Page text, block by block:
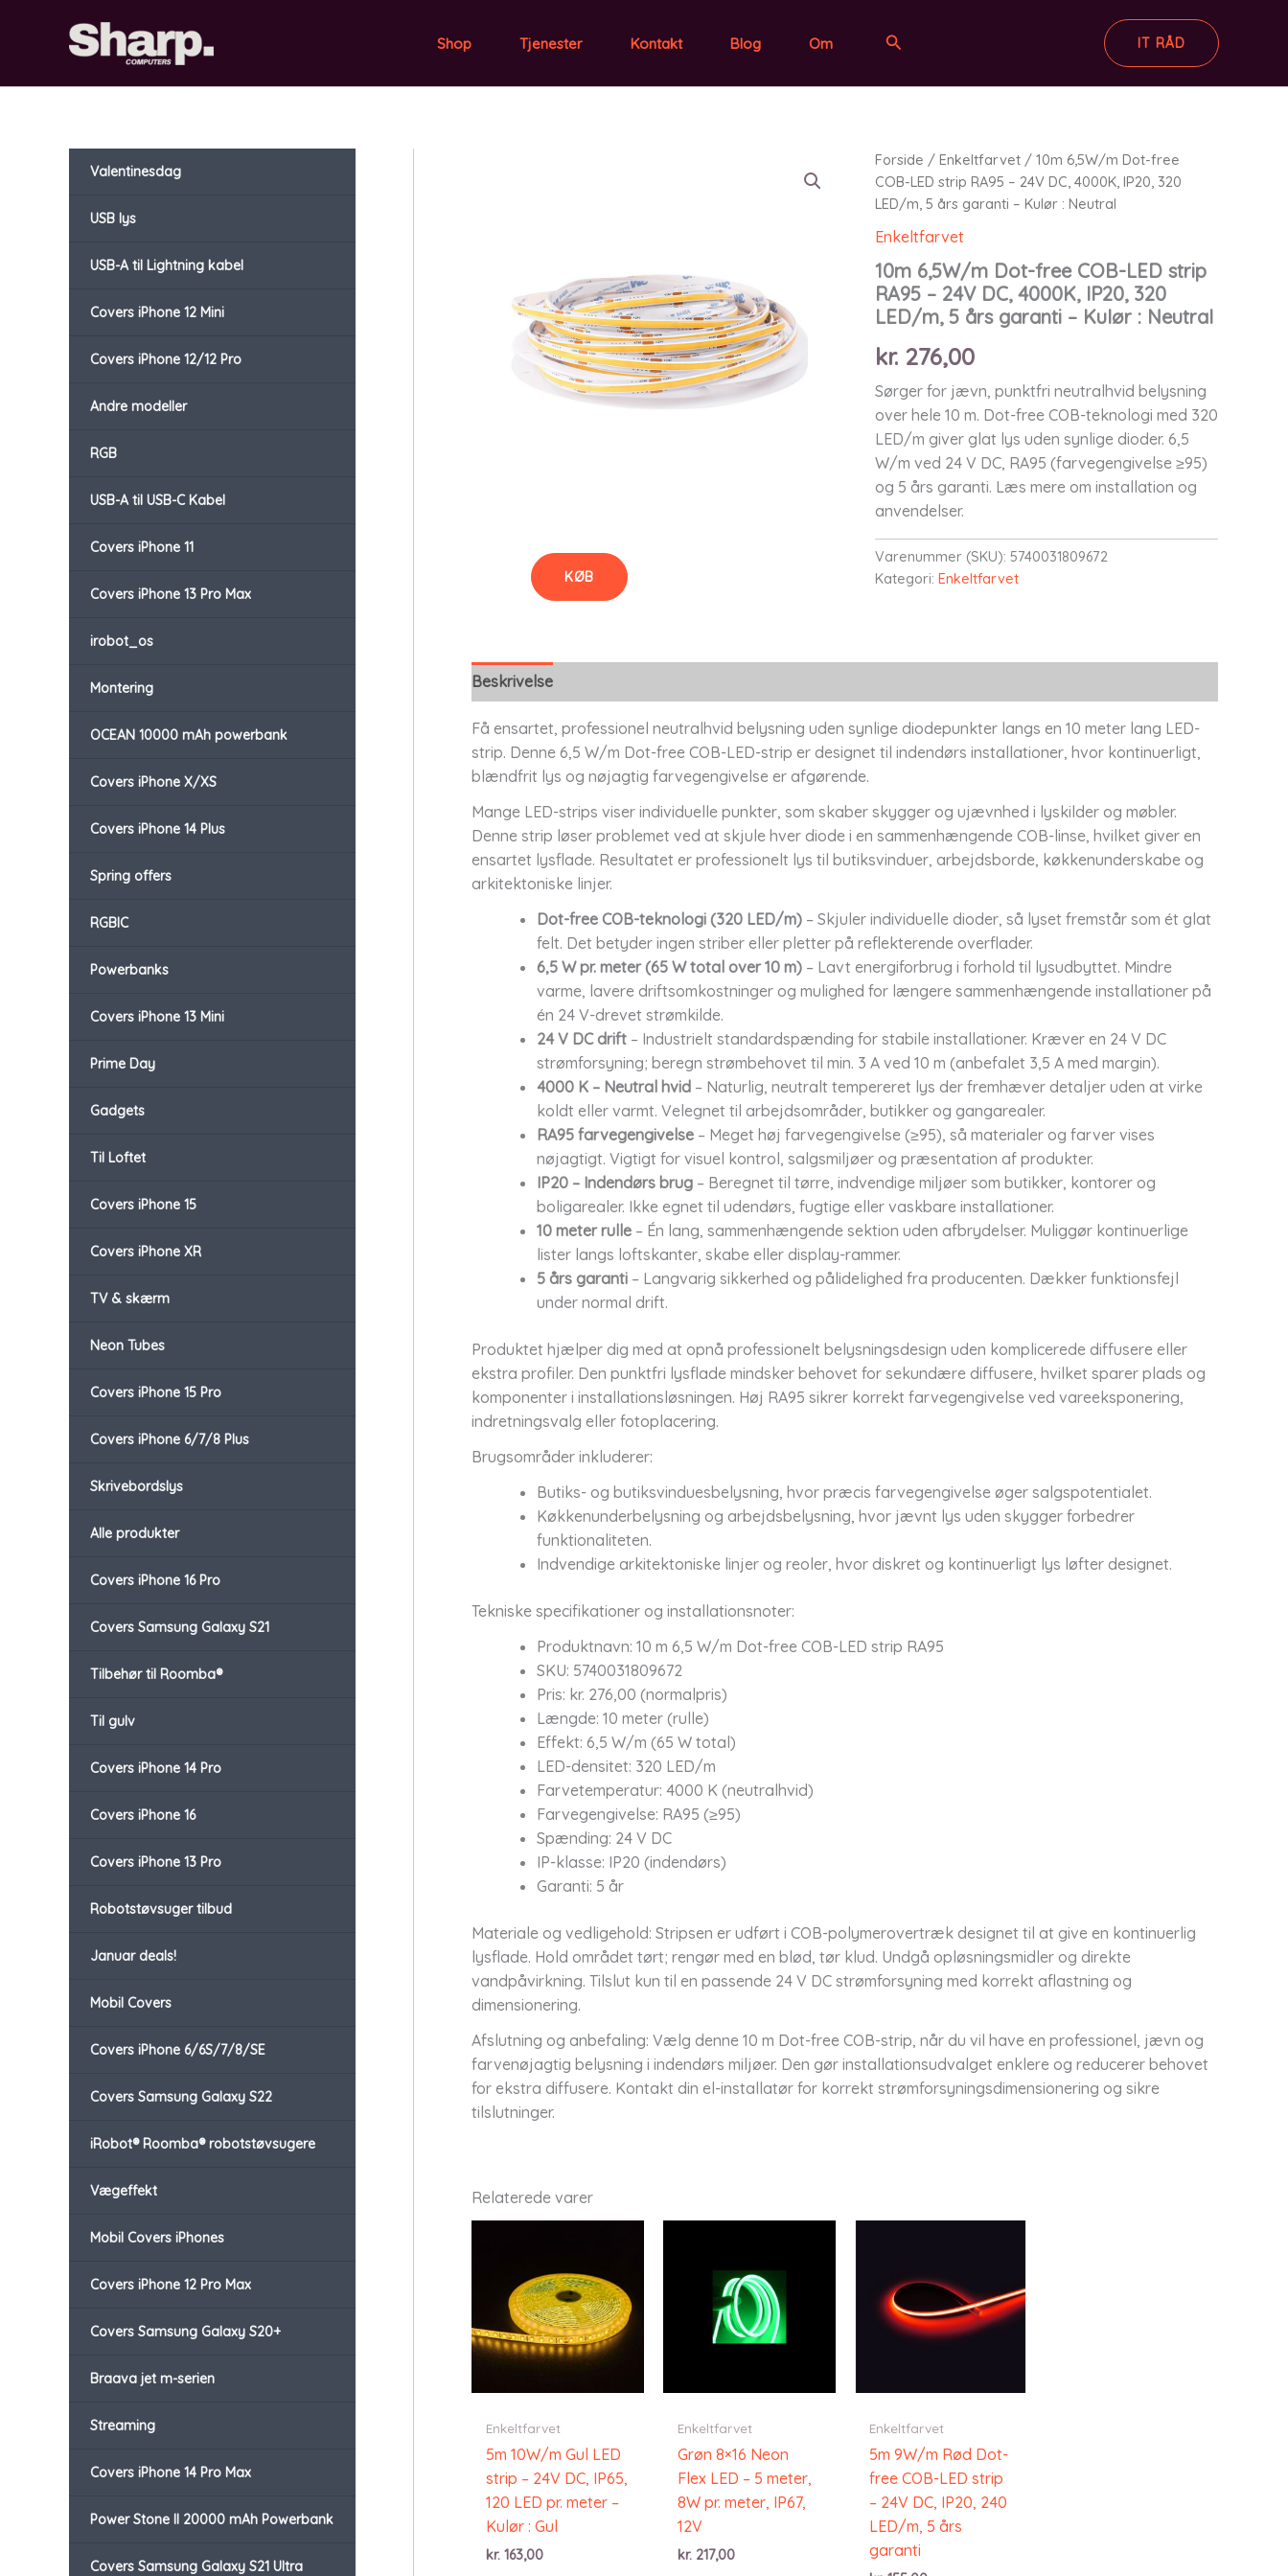
Shop Tjenester Kontakt Blog Om Søg IT RÅD
Valentinesdag
USB lys
USB-A til Lightning kabel
Covers iPhone 12 Mini
Covers iPhone 12/12 Pro
Andre modeller
RGB
USB-A til USB-C Kabel
Covers iPhone 11
Covers iPhone 13 Pro Max
irobot_os
Montering
OCEAN 10000 mAh powerbank
Covers iPhone X/XS
Covers iPhone 14 Plus
Spring offers
RGBIC
Powerbanks
Covers iPhone 13 Mini
Prime Day
Gadgets
Til Loftet
Covers iPhone 15
Covers iPhone XR
TV & skærm
Neon Tubes
Covers iPhone 15 Pro
Covers iPhone 6/7/8 Plus
Skrivebordslys
Alle produkter
Covers iPhone 16 Pro
Covers Samsung Galaxy S21
Tilbehør til Roomba®
Til gulv
Covers iPhone 14 Pro
Covers iPhone 16
Covers iPhone 13 Pro
Robotstøvsuger tilbud
Januar deals!
Mobil Covers
Covers iPhone 6/6S/7/8/SE
Covers Samsung Galaxy S22
iRobot® Roomba® robotstøvsugere
Vægeffekt
Mobil Covers iPhones
Covers iPhone 12 Pro Max
Covers Samsung Galaxy S20+
Braava jet m-serien
Streaming
Covers iPhone 14 Pro Max
Power Stone II 20000 mAh Powerbank
Covers Samsung Galaxy S21 Ultra
Forside / Enkeltfarvet/ 10m 6,5W/m Dot-free
COB-LED strip RA95 – 24V DC, 4000K, IP20, 320
LED/m, 5 års garanti – Kulør : Neutral
Enkeltfarvet
10m 6,5W/m Dot-free COB-LED strip
RA95 – 24V DC, 4000K, IP20, 320
LED/m, 5 års garanti – Kulør : Neutral
kr.276,00
Sørger for jævn, punktfri neutralhvid belysning
over hele 10 m. Dot-free COB-teknologi med 320
LED/m giver glat lys uden synlige dioder. 6,5
W/m ved 24 V DC, RA95 (farvegengivelse ≥95)
og 5 års garanti. Læs mere om installation og
anvendelser.
Varenummer (SKU): 5740031809672
Kategori: Enkeltfarvet
KØB
Beskrivelse
Få ensartet, professionel neutralhvid belysning uden synlige diodepunkter langs en 10 meter lang LED-
strip. Denne 6,5 W/m Dot-free COB-LED-strip er designet til indendørs installationer, hvor kontinuerligt,
blændfrit lys og nøjagtig farvegengivelse er afgørende.
Mange LED-strips viser individuelle punkter, som skaber skygger og ujævnhed i lyskilder og møbler.
Denne strip løser problemet ved at skjule hver diode i en sammenhængende COB-linse, hvilket giver en
ensartet lysflade. Resultatet er professionelt lys til butiksvinduer, arbejdsborde, køkkenunderskabe og
arkitektoniske linjer.
Dot-free COB-teknologi (320 LED/m) – Skjuler individuelle dioder, så lyset fremstår som ét glat
felt. Det betyder ingen striber eller pletter på reflekterende overflader.
6,5 W pr. meter (65 W total over 10 m) – Lavt energiforbrug i forhold til lysudbyttet. Mindre
varme, lavere driftsomkostninger og mulighed for længere sammenhængende installationer på
én 24 V-drevet strømkilde.
24 V DC drift – Industrielt standardspænding for stabile installationer. Kræver en 24 V DC
strømforsyning; beregn strømbehovet til min. 3 A ved 10 m (anbefalet 3,5 A med margin).
4000 K – Neutral hvid – Naturlig, neutralt tempereret lys der fremhæver detaljer uden at virke
koldt eller varmt. Velegnet til arbejdsområder, butikker og gangarealer.
RA95 farvegengivelse – Meget høj farvegengivelse (≥95), så materialer og farver vises
nøjagtigt. Vigtigt for visuel kontrol, salgsmiljøer og præsentation af produkter.
IP20 – Indendørs brug – Beregnet til tørre, indvendige miljøer som butikker, kontorer og
boligarealer. Ikke egnet til udendørs, fugtige eller vaskbare installationer.
10 meter rulle – Én lang, sammenhængende sektion uden afbrydelser. Muliggør kontinuerlige
lister langs loftskanter, skabe eller display-rammer.
5 års garanti – Langvarig sikkerhed og pålidelighed fra producenten. Dækker funktionsfejl
under normal drift.
Produktet hjælper dig med at opnå professionelt belysningsdesign uden komplicerede diffusere eller
ekstra profiler. Den punktfri lysflade mindsker behovet for sekundære diffusere, hvilket sparer plads og
komponenter i installationsløsningen. Høj RA95 sikrer korrekt farvegengivelse ved vareeksponering,
indretningsvalg eller fotoplacering.
Brugsområder inkluderer:
Butiks- og butiksvinduesbelysning, hvor præcis farvegengivelse øger salgspotentialet.
Køkkenunderbelysning og arbejdsbelysning, hvor jævnt lys uden skygger forbedrer
funktionaliteten.
Indvendige arkitektoniske linjer og reoler, hvor diskret og kontinuerligt lys løfter designet.
Tekniske specifikationer og installationsnoter:
Produktnavn: 10 m 6,5 W/m Dot-free COB-LED strip RA95
SKU: 5740031809672
Pris: kr. 276,00 (normalpris)
Længde: 10 meter (rulle)
Effekt: 6,5 W/m (65 W total)
LED-densitet: 320 LED/m
Farvetemperatur: 4000 K (neutralhvid)
Farvegengivelse: RA95 (≥95)
Spænding: 24 V DC
IP-klasse: IP20 (indendørs)
Garanti: 5 år
Materiale og vedligehold: Stripsen er udført i COB-polymerovertræk designet til at give en kontinuerlig
lysflade. Hold området tørt; rengør med en blød, tør klud. Undgå opløsningsmidler og direkte
vandpåvirkning. Tilslut kun til en passende 24 V DC strømforsyning med korrekt aflastning og
dimensionering.
Afslutning og anbefaling: Vælg denne 10 m Dot-free COB-strip, når du vil have en professionel, jævn og
farvenøjagtig belysning i indendørs miljøer. Den gør installationsudvalget enklere og reducerer behovet
for ekstra diffusere. Kontakt din el-installatør for korrekt strømforsyningsdimensionering og sikre
tilslutninger.
Relaterede varer
Enkeltfarvet
5m 10W/m Gul LED
strip – 24V DC, IP65,
120 LED pr. meter –
Kulør : Gul
kr. 163,00
Enkeltfarvet
Grøn 8×16 Neon
Flex LED – 5 meter,
8W pr. meter, IP67,
12V
kr.217,00
Enkeltfarvet
5m 9W/m Rød Dot-
free COB-LED strip
– 24V DC, IP20, 240
LED/m, 5 års
garanti